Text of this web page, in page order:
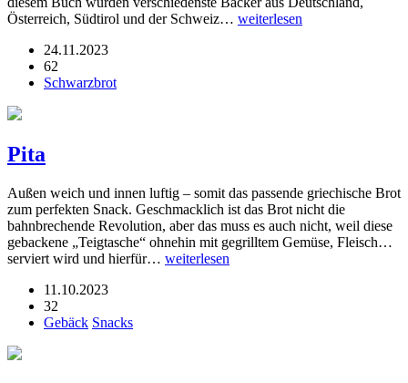
Österreich, Südtirol und der Schweiz… weiterlesen
24.11.2023
62
Schwarzbrot
Pita
Außen weich und innen luftig – somit das passende griechische Brot
zum perfekten Snack. Geschmacklich ist das Brot nicht die
bahnbrechende Revolution, aber das muss es auch nicht, weil diese
gebackene „Teigtasche“ ohnehin mit gegrilltem Gemüse, Fleisch…
serviert wird und hierfür… weiterlesen
11.10.2023
32
Gebäck Snacks